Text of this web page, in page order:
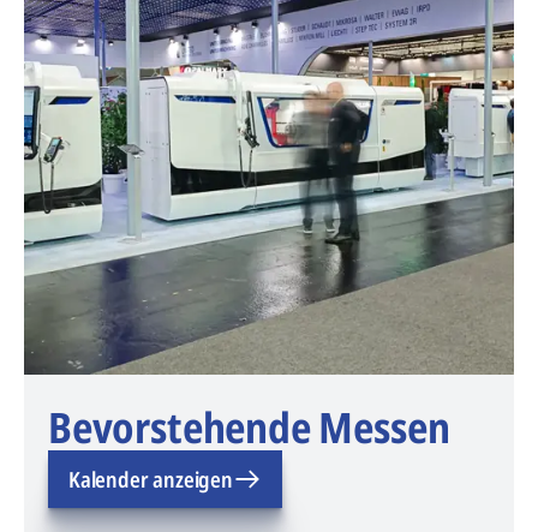
Bevorstehende Messen
Kalender anzeigen